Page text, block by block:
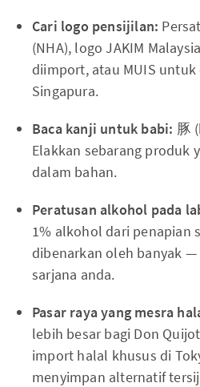
Cari logo pensijilan:
(NHA), logo JAKIM
diimport, atau MUIS
Singapura.
Baca kanji untuk babi: 豚
Elakkan sebarang produk
dalam bahan.
Peratusan alkohol pada
1% alkohol dari penapian
dibenarkan oleh banyak
sarjana anda.
Pasar raya yang mesra
lebih besar bagi Don
import halal khusus di
menyimpan alternatif